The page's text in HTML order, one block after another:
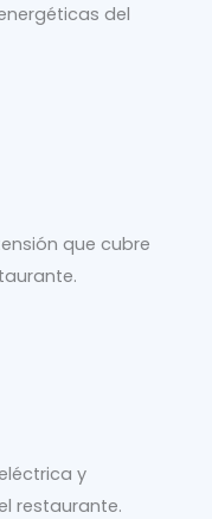
del
que cubre
y
restaurante.